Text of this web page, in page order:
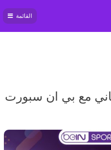
بي ان
القائمة
مع بي ان سبورت